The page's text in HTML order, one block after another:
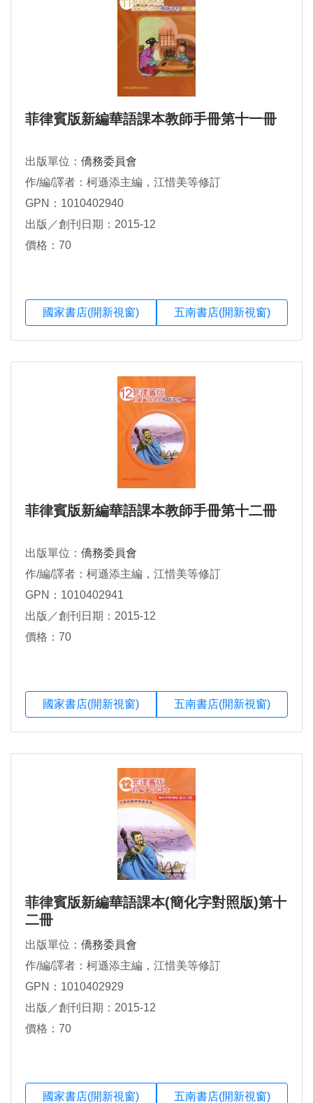
菲律賓版新編華語課本教師手冊第十一冊
出版單位： 僑務委員會
作/編/譯者：柯遜添主編，江惜美等修訂
GPN：1010402940
出版／創刊日期：2015-12
價格：70
國家書店(開新視窗) 五南書店(開新視窗)
菲律賓版新編華語課本教師手冊第十二冊
出版單位： 僑務委員會
作/編/譯者：柯遜添主編，江惜美等修訂
GPN：1010402941
出版／創刊日期：2015-12
價格：70
國家書店(開新視窗) 五南書店(開新視窗)
菲律賓版新編華語課本(簡化字對照版)第十
二冊
出版單位： 僑務委員會
作/編/譯者：柯遜添主編，江惜美等修訂
GPN：1010402929
出版／創刊日期：2015-12
價格：70
國家書店(開新視窗) 五南書店(開新視窗)